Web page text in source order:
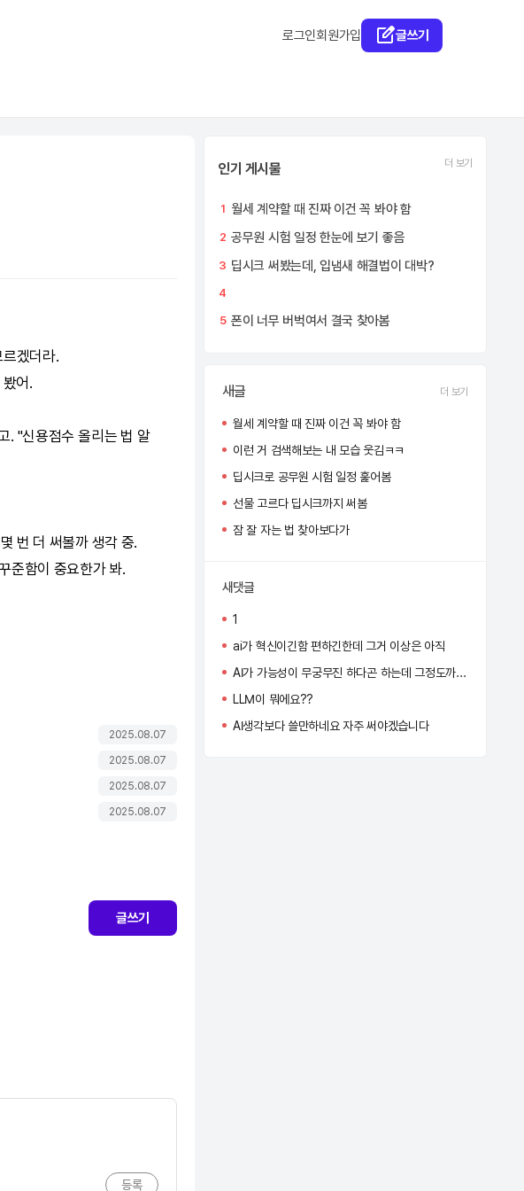
로그인회원가입 글쓰기
겠더라.
어.
. "신용점수 올리는 법 알
번 더 써볼까 생각 중.
준함이 중요한가 봐.
2025.08.07
2025.08.07
2025.08.07
2025.08.07
글쓰기
인기 게시물 더 보기
1 월세 계약할 때 진짜 이건 꼭 봐야 함
2 공무원 시험 일정 한눈에 보기 좋음
3 딥시크 써봤는데, 입냄새 해결법이 대박?
4
5 폰이 너무 버벅여서 결국 찾아봄
새글 더 보기
월세 계약할 때 진짜 이건 꼭 봐야 함
이런 거 검색해보는 내 모습 웃김ㅋㅋ
딥시크로 공무원 시험 일정 훑어봄
선물 고르다 딥시크까지 써봄
잠 잘 자는 법 찾아보다가
새댓글
1
ai가 혁신이긴함 편하긴한데 그거 이상은 아직
AI가 가능성이 무궁무진 하다곤 하는데 그정도까진 아직 아닌듯
LLM이 뭐에요??
AI생각보다 쓸만하네요 자주 써야겠습니다